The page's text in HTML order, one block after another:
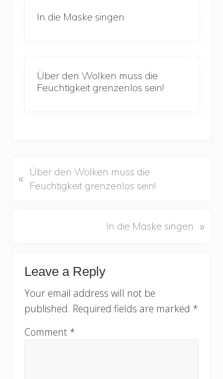
In die Maske singen
Über den Wolken muss die
Feuchtigkeit grenzenlos sein!
r
«
Über den Wolken muss die
Feuchtigkeit grenzenlos sein!
P
o
In die Maske singen »
Reader
Interactions
Leave a Reply
Your email address will not be
published. Required fields are marked *
Comment *